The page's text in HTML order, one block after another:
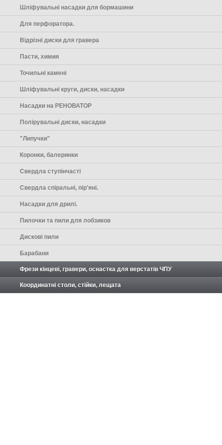
Шліфувальні насадки для бормашини
Для перфоратора.
Відрізні диски для гравера
Пасти, химия
Точильні камені
Шліфувальні круги, диски, насадки
Насадки на РЕНОВАТОР
Полірувальні диски, насадки
"Липучки"
Коронки, балеринки
Свердла ступінчасті
Свердла спіральні, пір'яні.
Насадки для дрилі.
Пилочки та пили для лобзиков
Дискові пили
Барабани
Фрези кінцеві, гравери, оснастка для верстатів ЧПУ
Координатні столи, стійки, лещата